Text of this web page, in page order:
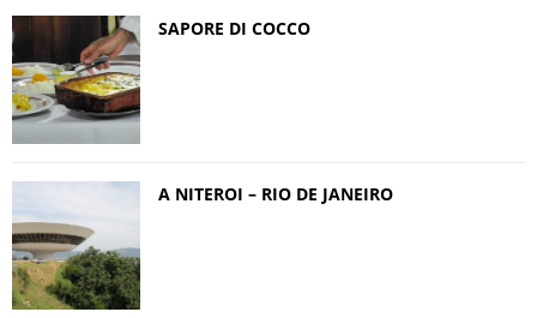
SAPORE DI COCCO
A NITEROI – RIO DE JANEIRO